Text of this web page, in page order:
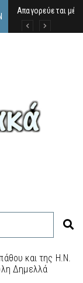
Απαγορεύεται
ΙΜΜΑΚΟΛΑΤΑ: 300
9 Αυγούστου 2026:
και της Η.Ν.
Δημελλά